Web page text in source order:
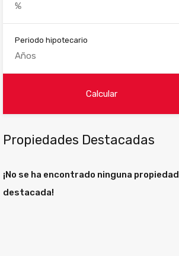
Periodo hipotecario
Propiedades Destacadas
¡No se ha encontrado ninguna propiedad
destacada!